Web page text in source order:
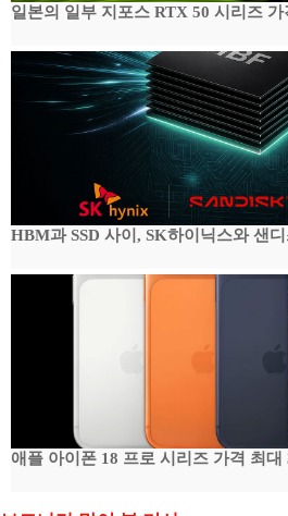
일본의 일부 지포스 RTX 50 시리즈
HBM과 SSD 사이, SK하이닉스와 샌
애플 아이폰 18 프로 시리즈 가격 최